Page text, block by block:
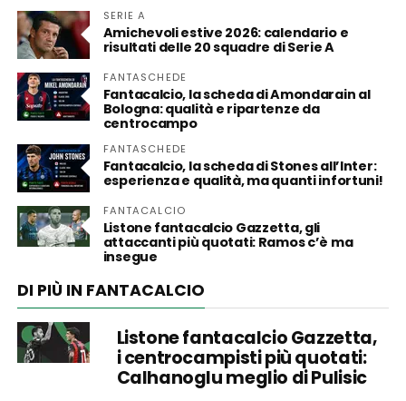
SERIE A
Amichevoli estive 2026: calendario e
risultati delle 20 squadre di Serie A
FANTASCHEDE
Fantacalcio, la scheda di Amondarain al
Bologna: qualità e ripartenze da
centrocampo
FANTASCHEDE
Fantacalcio, la scheda di Stones all’Inter:
esperienza e qualità, ma quanti infortuni!
FANTACALCIO
Listone fantacalcio Gazzetta, gli
attaccanti più quotati: Ramos c’è ma
insegue
DI PIÙ IN FANTACALCIO
Listone fantacalcio Gazzetta,
i centrocampisti più quotati:
Calhanoglu meglio di Pulisic